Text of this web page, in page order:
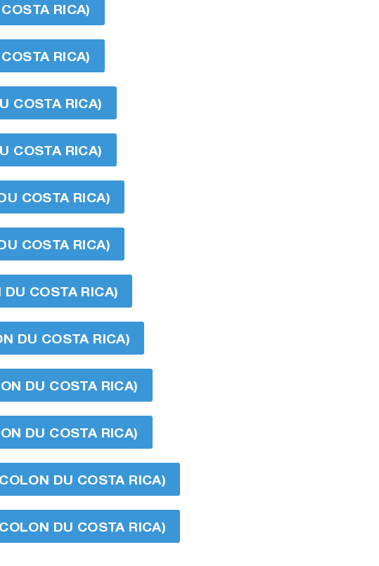
RICA)
RICA)
COSTA RICA)
COSTA RICA)
COSTA RICA)
COSTA RICA)
COSTA RICA)
DU COSTA RICA)
DU COSTA RICA)
DU COSTA RICA)
DU COSTA RICA)
DU COSTA RICA)